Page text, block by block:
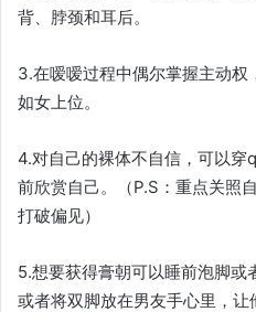
背、脖颈和耳后。
3.在嗳嗳过程中偶尔掌握主动权
如女上位。
4.对自己的裸体不自信，可以
前欣赏自己。（P.S：重点关照
打破偏见）
5.想要获得膏朝可以睡前泡脚或
或者将双脚放在男友手心里，